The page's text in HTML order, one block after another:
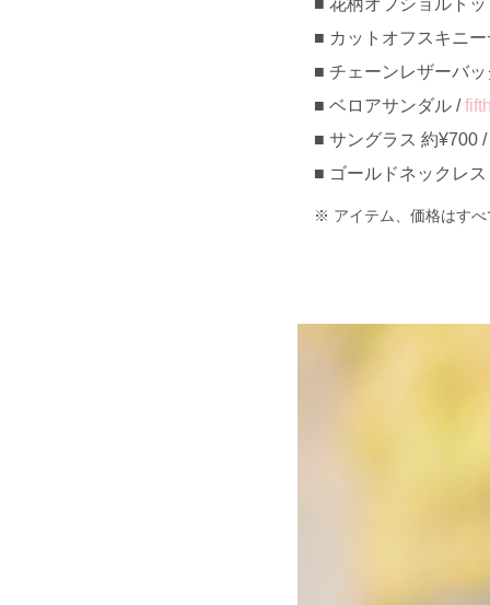
花柄オフショルト
カットオフスキニ
チェーンレザーバ
ベロアサンダル /
サングラス 約¥700 /
ゴールドネックレ
アイテム、価格はす